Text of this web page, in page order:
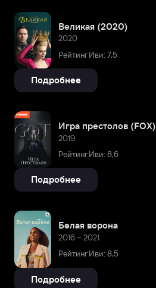
Великая (2020)
2020
Рейтинг Иви: 7,5
Подробнее
Игра престолов (FOX)
2019
Рейтинг Иви: 8,6
Подробнее
Белая ворона
2016 – 2021
Рейтинг Иви: 8,5
Подробнее